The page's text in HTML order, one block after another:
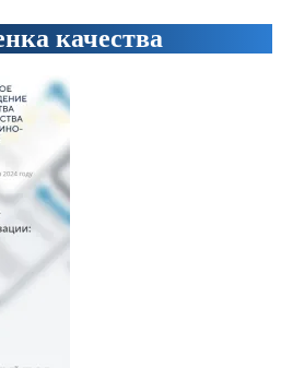
качества